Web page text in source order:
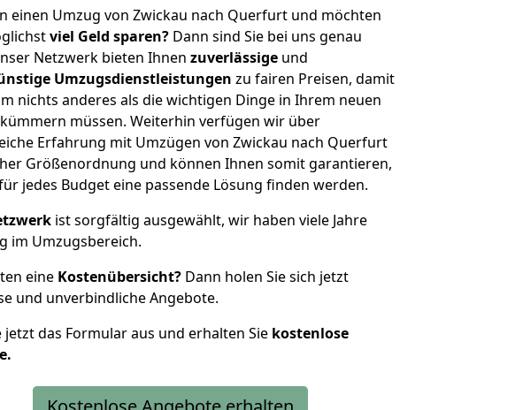
einen Umzug von Zwickau nach Querfurt und möchten
viel Geld sparen? Dann sind Sie bei uns genau
Netzwerk bieten Ihnen zuverlässige und
Umzugsdienstleistungen zu fairen Preisen, damit
nichts anderes als die wichtigen Dinge in Ihrem neuen
müssen. Weiterhin verfügen wir über
Erfahrung mit Umzügen von Zwickau nach Querfurt
Größenordnung und können Ihnen somit garantieren,
jedes Budget eine passende Lösung finden werden.
ist sorgfältig ausgewählt, wir haben viele Jahre
im Umzugsbereich.
eine Kostenübersicht? Dann holen Sie sich jetzt
und unverbindliche Angebote.
jetzt das Formular aus und erhalten Sie kostenlose